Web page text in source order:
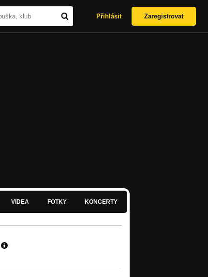
Přihlásit Zaregistrovat
VIDEA FOTKY KONCERTY